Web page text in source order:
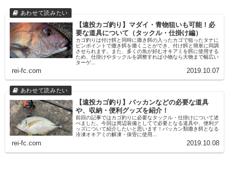
【遠投カゴ釣り】マダイ・青物狙いも可能！必
要な道具について（タックル・仕掛け編）
カゴ釣りは付け餌と同時に撒き餌の入ったカゴで狙ったタナに
ピンポイントで撒き餌を撒くことができ、付け餌と簡単に同調
させられます。また、多くの魚が好むオキアミを餌に使用する
ため、仕掛けやタックルを調整すれば小物なら大物まで幅広い
ターゲ...
rei-fc.com 2019.10.07
【遠投カゴ釣り】バッカンなどの必要な道具
や、収納・便利グッズを紹介！
前回の記事ではカゴ釣りに必要なタックル・仕掛けについて述
べました。今回は周辺装備としてで必要となる道具や、便利グ
ッズについて紹介したいと思います！バッカン類撒き餌となる
冷凍オキアミの解凍・保管に使用...
rei-fc.com 2019.10.08